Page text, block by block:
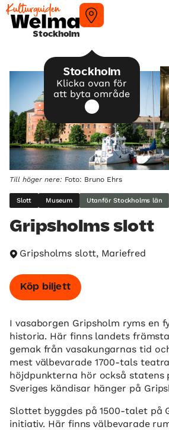
Stockholm
Stockholm
Klicka ovan för
att byta område
Till höger nere: Foto: Bruno Ehrs
Slott Museum Utanför Stockholms län
Gripsholms slott
Gripsholms slott, Mariefred
Köp biljett
I vasaborgen Gripsholm ryms en
historia. Här finns landets
gemak från vasakungarnas tid
mest välbevarade 1700-tals
höjdpunkterna hör också
Sveriges kändisar hänger på
Slottet byggdes på 1500-talet på
initiativ. Här finns välbevarade